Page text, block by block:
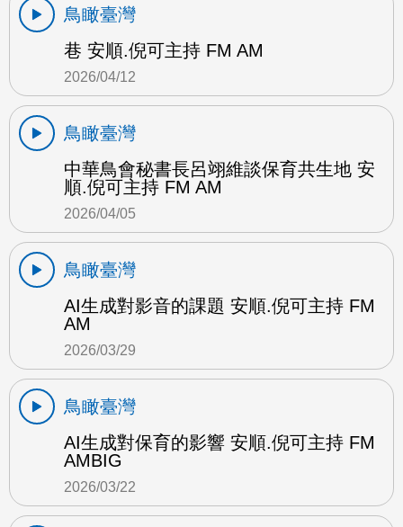
鳥瞰臺灣
巷 安順.倪可主持 FM AM
2026/04/12
鳥瞰臺灣
中華鳥會秘書長呂翊維談保育共生地 安
順.倪可主持 FM AM
2026/04/05
鳥瞰臺灣
AI生成對影音的課題 安順.倪可主持 FM
AM
2026/03/29
鳥瞰臺灣
AI生成對保育的影響 安順.倪可主持 FM
AMBIG
2026/03/22